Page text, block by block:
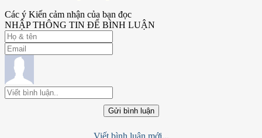
Các ý Kiến cảm nhận của bạn đọc
NHẬP THÔNG TIN ĐỂ BÌNH LUẬN
Gửi bình luận
Viết bình luận mới...